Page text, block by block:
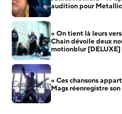
audition pour
« On tient là leurs
Chain dévoile deux
motionblur [DELUXE]
« Ces chansons
Mags réenregistre